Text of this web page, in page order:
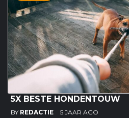
5X BESTE HONDENTOUW
BY REDACTIE 5 JAAR AGO